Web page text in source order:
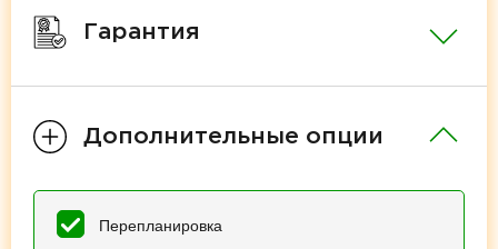
Гарантия
Дополнительные опции
Перепланировка